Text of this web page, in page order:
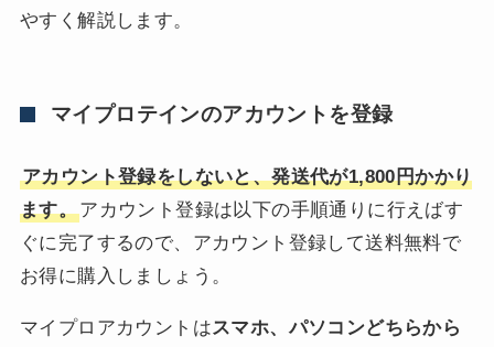
やすく解説します。
マイプロテインのアカウントを登録
アカウント登録をしないと、発送代が1,800円かかり
ます。アカウント登録は以下の手順通りに行えばす
ぐに完了するので、アカウント登録して送料無料で
お得に購入しましょう。
マイプロアカウントはスマホ、パソコンどちらから